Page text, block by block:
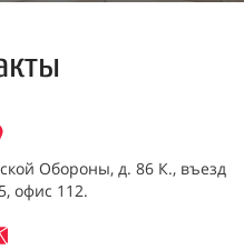
Обороны, д. 86 К., въезд
офис 112.